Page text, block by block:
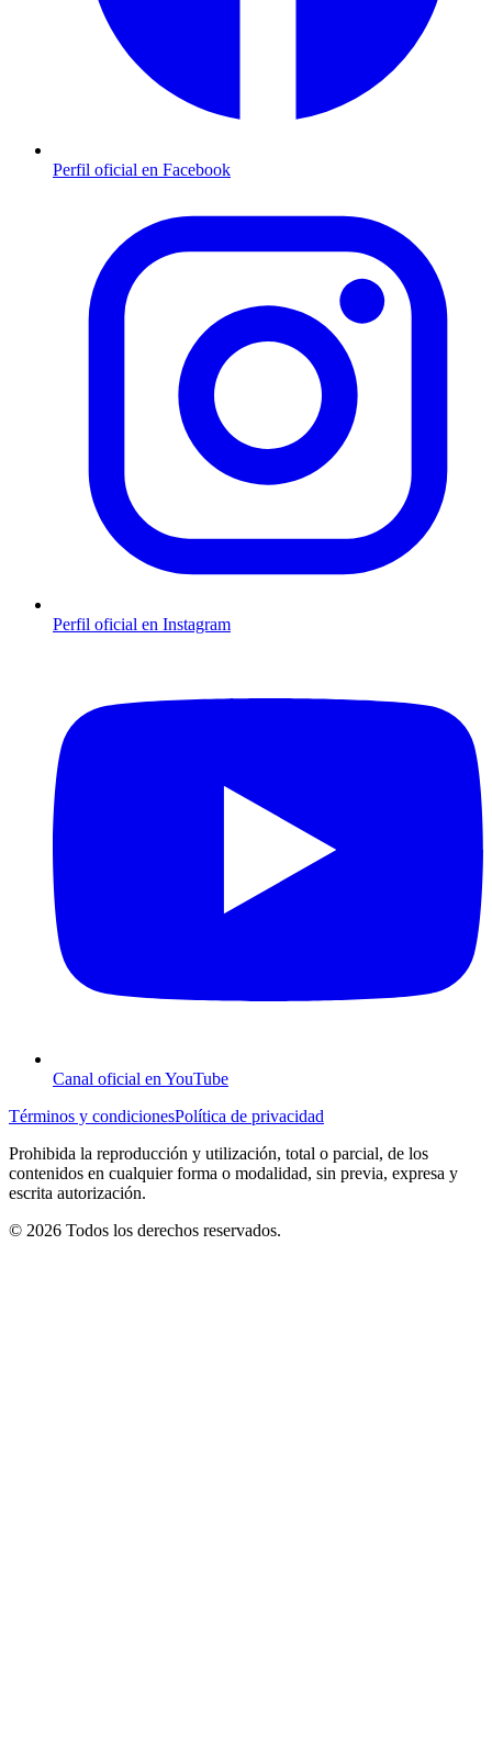
Perfil oficial en Facebook
Perfil oficial en Instagram
Canal oficial en YouTube
Términos y condicionesPolítica de privacidad
Prohibida la reproducción y utilización, total o parcial, de los
contenidos en cualquier forma o modalidad, sin previa, expresa y
escrita autorización.
© 2026 Todos los derechos reservados.